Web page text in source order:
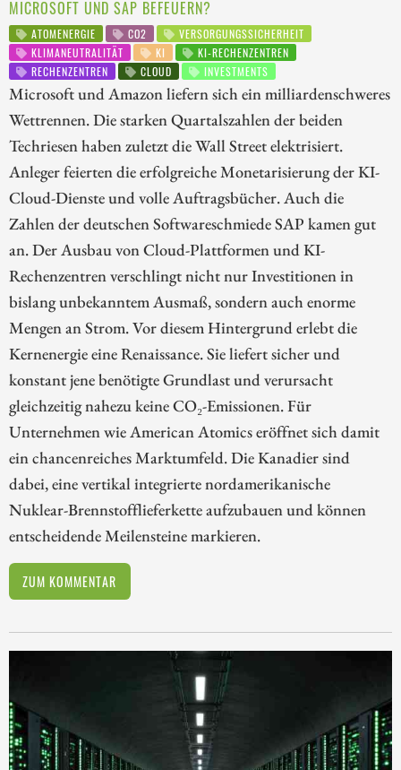
ICROSOFT UND SAP BEFEUERN?
ATOMENERGIE CO2
VERSORGUNGSSICHERHEIT
KLIMANEUTRALITÄT
KI
KI-RECHENZENTREN
RECHENZENTREN
CLOUD INVESTMENTS
Microsoft und Amazon liefern sich ein milliardenschweres
Wettrennen. Die starken Quartalszahlen der beiden
Techriesen haben zuletzt die Wall Street elektrisiert.
Anleger feierten die erfolgreiche Monetarisierung der KI-
Cloud-Dienste und volle Auftragsbücher. Auch die
Zahlen der deutschen Softwareschmiede SAP kamen gut
an. Der Ausbau von Cloud-Plattformen und KI-
Rechenzentren verschlingt nicht nur Investitionen in
bislang unbekanntem Ausmaß, sondern auch enorme
Mengen an Strom. Vor diesem Hintergrund erlebt die
Kernenergie eine Renaissance. Sie liefert sicher und
konstant jene benötigte Grundlast und verursacht
gleichzeitig nahezu keine CO₂-Emissionen. Für
Unternehmen wie American Atomics eröffnet sich damit
ein chancenreiches Marktumfeld. Die Kanadier sind
dabei, eine vertikal integrierte nordamerikanische
Nuklear-Brennstofflieferkette aufzubauen und können
entscheidende Meilensteine markieren.
ZUM KOMMENTAR